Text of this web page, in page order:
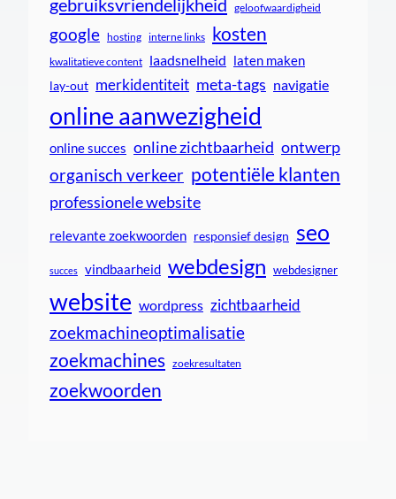
gebruiksvriendelijkheid geloofwaardigheid
google hosting interne links kosten
kwalitatieve content laadsnelheid laten maken
lay-out merkidentiteit meta-tags navigatie
online aanwezigheid
online succes online zichtbaarheid ontwerp
organisch verkeer potentiële klanten
professionele website
relevante zoekwoorden responsief design seo
succes vindbaarheid webdesign webdesigner
website wordpress zichtbaarheid
zoekmachineoptimalisatie
zoekmachines zoekresultaten
zoekwoorden